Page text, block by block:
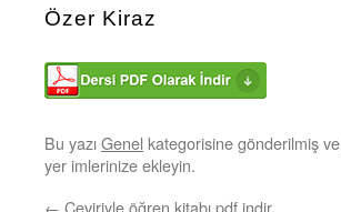
Özer Kiraz
Bu yazıGenel kategorisine gönderilmiş ve
yer imlerinize ekleyin.
← Çeviriyle öğren kitabı pdf indir